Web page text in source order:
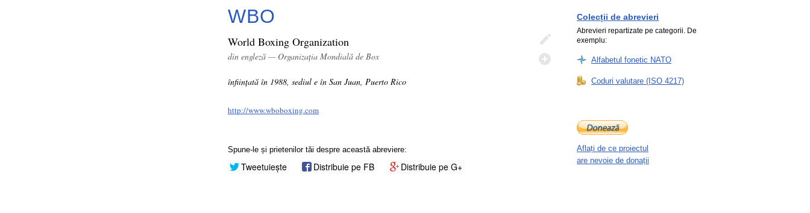
WBO
World Boxing Organization
din engleză — Organizația Mondială de Box
înființată în 1988, sediul e în San Juan, Puerto Rico
http://www.wboboxing.com
Spune-le și prietenilor tăi despre această abreviere:
Tweetuiește Distribuie pe FB Distribuie pe G+
Colecții de abrevieri
Abrevieri repartizate pe categorii. De
exemplu:
Alfabetul fonetic NATO
Coduri valutare (ISO 4217)
Aflați de ce proiectul
are nevoie de donații